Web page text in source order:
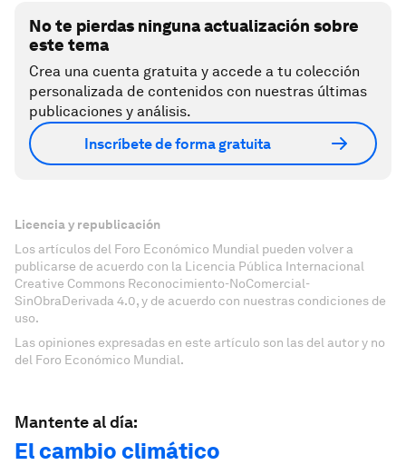
No te pierdas ninguna actualización sobre
este tema
Crea una cuenta gratuita y accede a tu colección
personalizada de contenidos con nuestras últimas
publicaciones y análisis.
Inscríbete de forma gratuita
Licencia y republicación
Los artículos del Foro Económico Mundial pueden volver a
publicarse de acuerdo con la Licencia Pública Internacional
Creative Commons Reconocimiento-NoComercial-
SinObraDerivada 4.0, y de acuerdo con nuestras condiciones de
uso.
Las opiniones expresadas en este artículo son las del autor y no
del Foro Económico Mundial.
Mantente al día:
El cambio climático